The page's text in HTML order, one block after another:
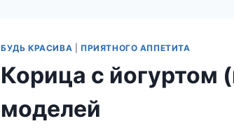
БУДЬ КРАСИВА ПРИЯТНОГО АППЕТИТА
Корица с
моделей